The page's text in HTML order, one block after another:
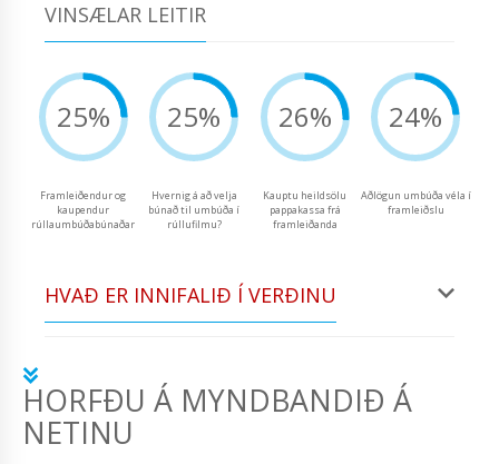
VINSÆLAR LEITIR
25%
Framleiðendur og
kaupendur
rúllaumbúðabúnaðar
25%
Hvernig á að velja
búnað til umbúða í
rúllufilmu?
26%
Kauptu heildsölu
pappakassa frá
framleiðanda
24%
Aðlögun umbúða véla í
framleiðslu
HVAÐ ER INNIFALIÐ Í VERÐINU
HORFÐU Á MYNDBANDIÐ Á
NETINU